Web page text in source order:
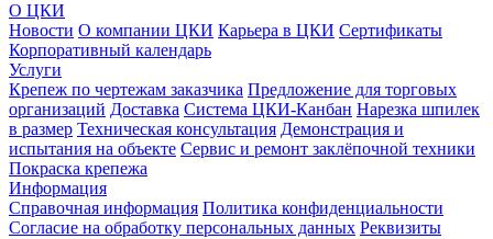
О ЦКИ
Новости О компании ЦКИ Карьера в ЦКИ Сертификаты
Корпоративный календарь
Услуги
Крепеж по чертежам заказчика Предложение для торговых
организаций Доставка Система ЦКИ-Канбан Нарезка шпилек
в размер Техническая консультация Демонстрация и
испытания на объекте Сервис и ремонт заклёпочной техники
Покраска крепежа
Информация
Справочная информация Политика конфиденциальности
Согласие на обработку персональных данных Реквизиты